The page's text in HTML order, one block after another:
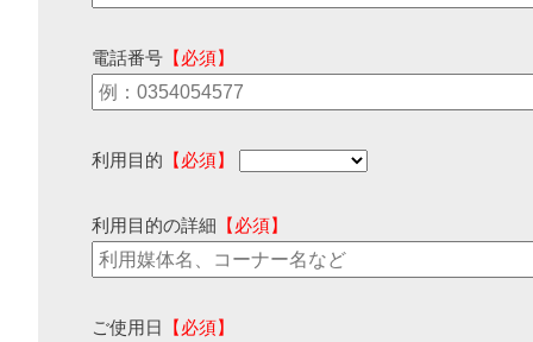
電話番号 【必須】
利用目的 【必須】
利用目的の詳細 【必須】
ご使用日 【必須】